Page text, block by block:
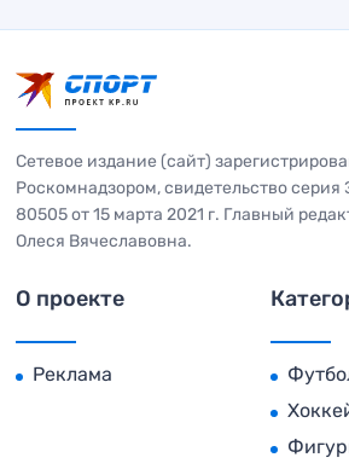
Сетевое издание (сайт)
Роскомнадзором, свидетельство
80505 от 15 марта 2021 г. Главный
Олеся Вячеславовна.
О проекте
Реклама